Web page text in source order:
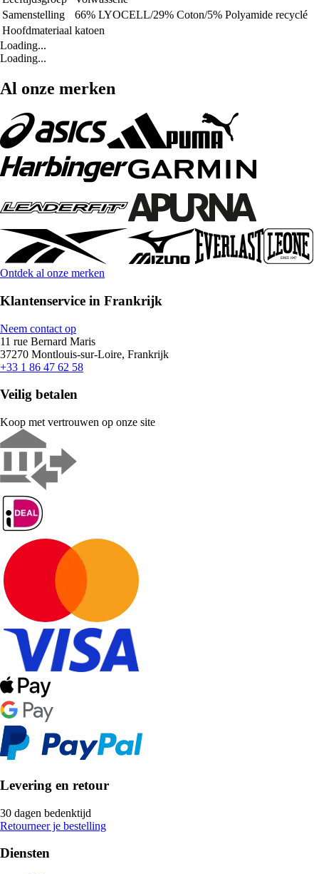
Samenstelling
66% LYOCELL/29% Coton/5% Polyamide recyclé
Hoofdmateriaal katoen
Loading...
Loading...
Al onze merken
Ontdek al onze merken
Klantenservice in Frankrijk
Neem contact op
11 rue Bernard Maris
37270 Montlouis-sur-Loire, Frankrijk
+33 1 86 47 62 58
Veilig betalen
Koop met vertrouwen op onze site
Levering en retour
30 dagen bedenktijd
Retourneer je bestelling
Diensten